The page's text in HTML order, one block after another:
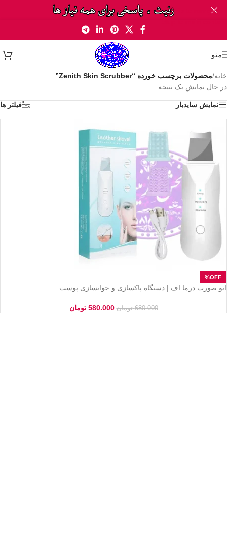
Skip to navigation
منو
خانه/محصولات برچسب خورده “Zenith Skin Scrubber”
در حال نمایش یک نتیجه
نمایش سایدبار فیلتر ها
اتو صورت درما اف | دستگاه پاکسازی و جوانسازی پوست
680.000 تومان 580.000 تومان